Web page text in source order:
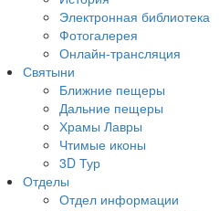
Электронная библиотека
Фотогалерея
Онлайн-трансляция
Святыни
Ближние пещеры
Дальние пещеры
Храмы Лавры
Чтимые иконы
3D Тур
Отделы
Отдел информации